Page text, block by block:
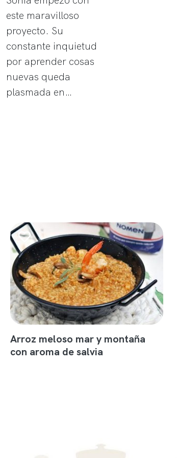
este maravilloso
proyecto. Su
constante inquietud
por aprender cosas
nuevas queda
plasmada en…
Arroz meloso mar y montaña
con aroma de salvia